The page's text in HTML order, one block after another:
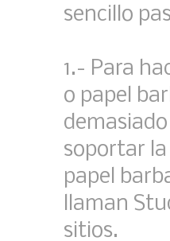
sencillo
1.- Para
o papel
soportar la
papel
llaman
sitios.